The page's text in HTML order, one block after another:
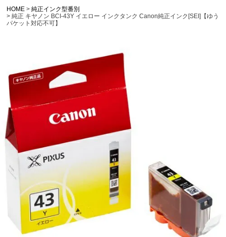
HOME
純正インク型番別
純正 キヤノン BCI-43Y イエロー インクタンク Canon純正インク[SEI]【ゆう
パケット対応不可】